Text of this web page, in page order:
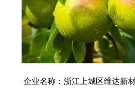
企业名称：浙江上城区维达新